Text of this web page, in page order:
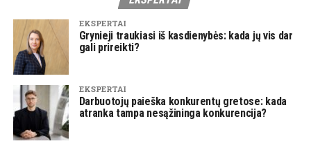
EKSPERTAI
Grynieji traukiasi iš kasdienybės: kada jų vis dar
gali prireikti?
EKSPERTAI
Darbuotojų paieška konkurentų gretose: kada
atranka tampa nesąžininga konkurencija?